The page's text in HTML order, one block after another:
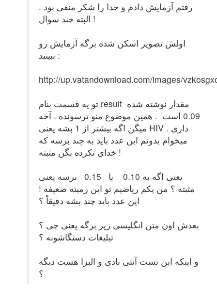
رفتم آزمایش دادم و خدا را شکر منفی بود .
البته چند سوال !
اولش تصویر اسکن شده برگه آزمایش رو
ببینید :
http://up.vatandownload.com/images/
تو یه قسمت بنام result مقدار نوشته شده
0.09 است . همین موضوع منو ترسونده . آخه
میگن اگه بیشتر از 1 بشه یعنی HIV داری .
میخوام بدونم این عدد باید به چند برسه که
خدای نکرده بگن مثبته !
یعنی اگه به 0.10 یا 0.15 برسه یعنی
مثبته ؟ من یکم ریاضیم تو این زمینه ضعیفه !
این عدد باید چند بشه دقیقاً ؟
بعدش اون متن انگلیسی زیر برگه یعنی چی ؟
تبلیغات دستگاشونه ؟
و اینکه این تست آنتی بادی و الیزا هست دیگه
؟